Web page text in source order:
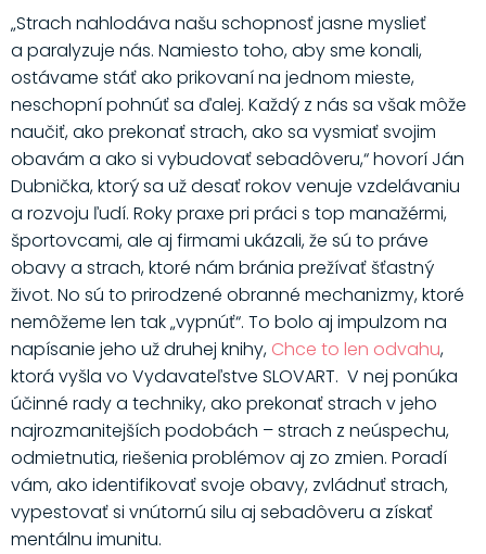
„Strach nahlodáva našu schopnosť jasne myslieť
a paralyzuje nás. Namiesto toho, aby sme konali,
ostávame stáť ako prikovaní na jednom mieste,
neschopní pohnúť sa ďalej. Každý z nás sa však môže
naučiť, ako prekonať strach, ako sa vysmiať svojim
obavám a ako si vybudovať sebadôveru,“ hovorí Ján
Dubnička, ktorý sa už desať rokov venuje vzdelávaniu
a rozvoju ľudí. Roky praxe pri práci s top manažérmi,
športovcami, ale aj firmami ukázali, že sú to práve
obavy a strach, ktoré nám bránia prežívať šťastný
život. No sú to prirodzené obranné mechanizmy, ktoré
nemôžeme len tak „vypnúť“. To bolo aj impulzom na
napísanie jeho už druhej knihy, Chce to len odvahu,
ktorá vyšla vo Vydavateľstve SLOVART. V nej ponúka
účinné rady a techniky, ako prekonať strach v jeho
najrozmanitejších podobách – strach z neúspechu,
odmietnutia, riešenia problémov aj zo zmien. Poradí
vám, ako identifikovať svoje obavy, zvládnuť strach,
vypestovať si vnútornú silu aj sebadôveru a získať
mentálnu imunitu.